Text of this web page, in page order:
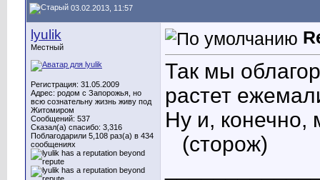
03.02.2013, 11:57
lyulik
Местный
Регистрация: 31.05.2009
Адрес: родом с Запорожья, но
всю сознательну жизнь живу под
Житомиром
Сообщений: 537
Сказал(а) спасибо: 3,316
Поблагодарили 5,108 раз(а) в 434
сообщениях
Так мы
растет
Ну и, конечно,
(сторож)